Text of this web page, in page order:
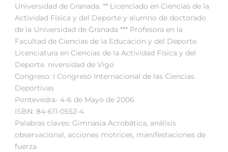
Universidad de Granada. ** Licenciado en Ciencias de la
Actividad Física y del Deporte y alumno de doctorado
de la Universidad de Granada *** Profesora en la
Facultad de Ciencias de la Educación y del Deporte.
Licenciatura en Ciencias de la Actividad Física y del
Deporte. niversidad de Vigo
Congreso: I Congreso Internacional de las Ciencias
Deportivas
Pontevedra- 4-6 de Mayo de 2006
ISBN: 84-611-0552-4
Palabras claves: Gimnasia Acrobática, análisis
observacional, acciones motrices, manifestaciones de
fuerza